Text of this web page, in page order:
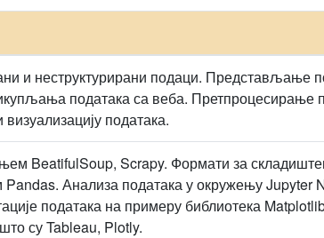
и неструктурирани подаци. Представљање
података са веба. Претпроцесирање
података.
BeatifulSoup, Scrapy. Формати за
Анализа података у окружењу Jupyter
података на примеру библиотека
су Tableau, Plotly.